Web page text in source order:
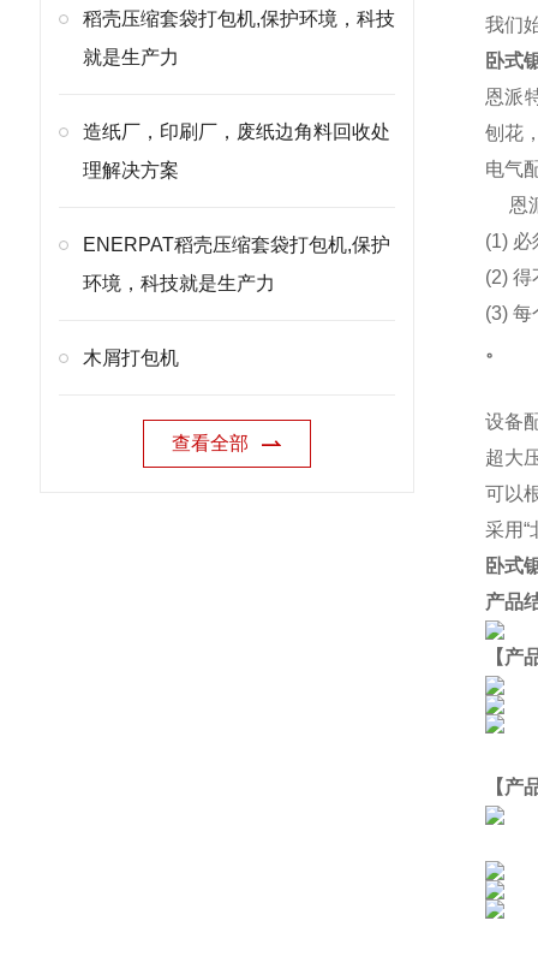
稻壳压缩套袋打包机,保护环境，科技
就是生产力
造纸厂，印刷厂，废纸边角料回收处
理解决方案
ENERPAT稻壳压缩套袋打包机,保护
环境，科技就是生产力
木屑打包机
查看全部
我们
卧式
恩派
刨花
电气
恩
(1)
(2)
(3)
。
设备
超大
可以
采用“
卧式
产品
【产
【产